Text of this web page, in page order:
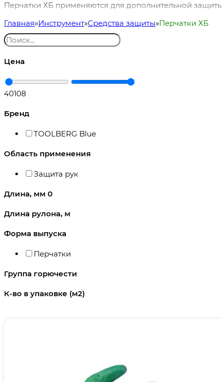
Перчатки ХБ применяются для дополнительной
Главная Инструмент Средства защиты Перчатки ХБ
Цена
40108
Бренд
TOOLBERG Blue
Область применения
Защита рук
Длина, мм 0
Длина рулона, м
Форма выпуска
Перчатки
Группа горючести
К-во в упаковке (м2)